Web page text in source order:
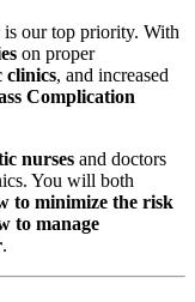
is our top priority. With
on proper
clinics, and increased
Complication
nurses and doctors
You will both
to minimize the risk
to manage
.